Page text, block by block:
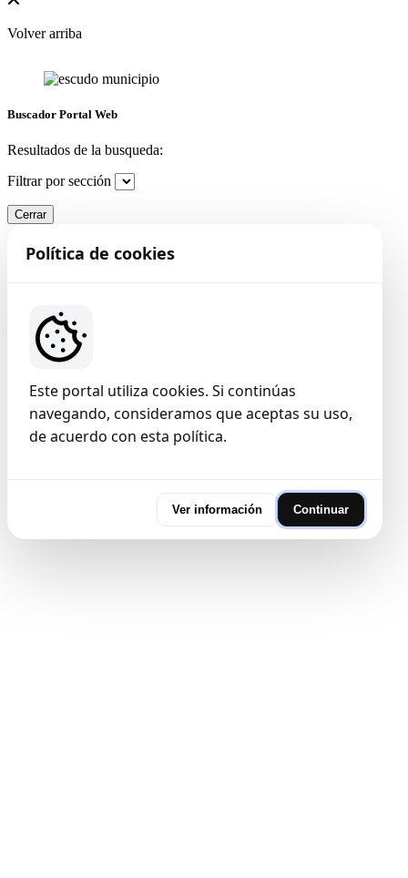
Volver arriba
Buscador Portal Web
Resultados de la busqueda:
Filtrar por sección
Cerrar
Política de cookies
Este portal utiliza cookies. Si continúas
navegando, consideramos que aceptas su uso,
de acuerdo con esta política.
Ver información Continuar